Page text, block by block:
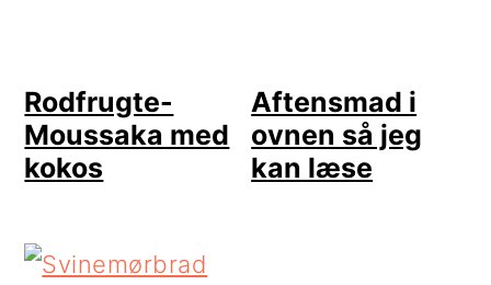
Rodfrugte-
Moussaka med
kokos
Aftensmad i
ovnen så jeg
kan læse